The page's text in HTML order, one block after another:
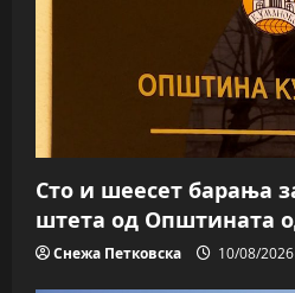
Сто и шеесет барања
штета од Општината
Снежа Петковска 10/08/2026